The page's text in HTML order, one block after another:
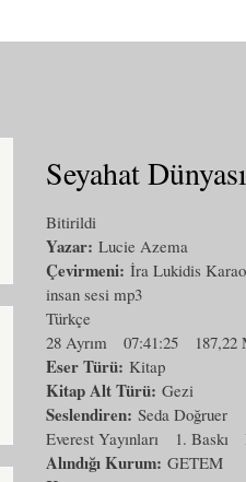
Seyahat
Bitirildi
Yazar: Lucie Azema
Çevirmeni: İra Lukidis
insan sesi mp3
Türkçe
28 Ayrım
07:41:25 187,22
Eser Türü: Kitap
Kitap Alt Türü: Gezi
Seslendiren: Seda Doğruer
Everest Yayınları
1. Baskı
Alındığı Kurum: GETEM